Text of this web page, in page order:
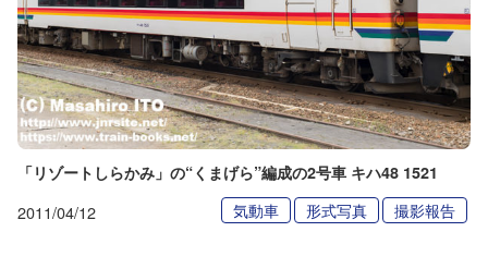
「リゾートしらかみ」の“くまげら”編成の2号車 キハ48 1521
2011/04/12 気動車 形式写真 撮影報告